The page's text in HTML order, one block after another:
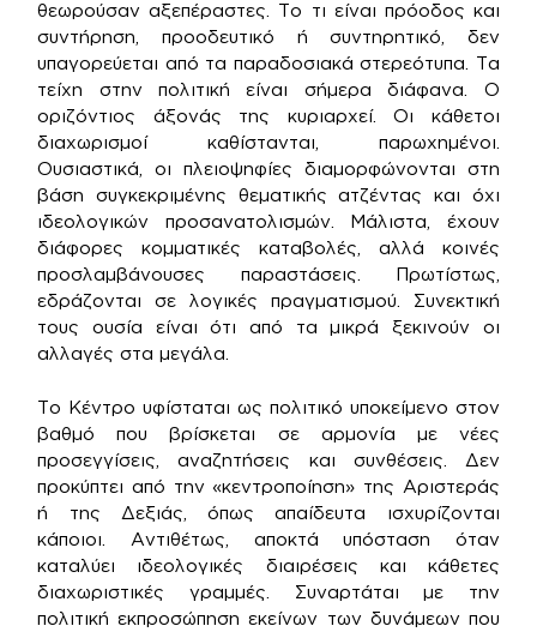
θεωρούσαν αξεπέραστες. Το τι είναι πρόοδος και
συντήρηση, προοδευτικό ή συντηρητικό, δεν
υπαγορεύεται από τα παραδοσιακά στερεότυπα. Τα
τείχη στην πολιτική είναι σήμερα διάφανα. Ο
οριζόντιος άξονάς της κυριαρχεί. Οι κάθετοι
διαχωρισμοί καθίστανται, παρωχημένοι.
Ουσιαστικά, οι πλειοψηφίες διαμορφώνονται στη
βάση συγκεκριμένης θεματικής ατζέντας και όχι
ιδεολογικών προσανατολισμών. Μάλιστα, έχουν
διάφορες κομματικές καταβολές, αλλά κοινές
προσλαμβάνουσες παραστάσεις. Πρωτίστως,
εδράζονται σε λογικές πραγματισμού. Συνεκτική
τους ουσία είναι ότι από τα μικρά ξεκινούν οι
αλλαγές στα μεγάλα.
Το Κέντρο υφίσταται ως πολιτικό υποκείμενο στον
βαθμό που βρίσκεται σε αρμονία με νέες
προσεγγίσεις, αναζητήσεις και συνθέσεις. Δεν
προκύπτει από την «κεντροποίηση» της Αριστεράς
ή της Δεξιάς, όπως απαίδευτα ισχυρίζονται
κάποιοι. Αντιθέτως, αποκτά υπόσταση όταν
καταλύει ιδεολογικές διαιρέσεις και κάθετες
διαχωριστικές γραμμές. Συναρτάται με την
πολιτική εκπροσώπηση εκείνων των δυνάμεων που